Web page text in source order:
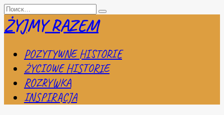
Перейти
к
содержанию
Search
for:
ŻYJMY RAZEM
POZYTYWNE HISTORIE
ŻYCIOWE HISTORIE
ROZRYWKA
INSPIRACJA